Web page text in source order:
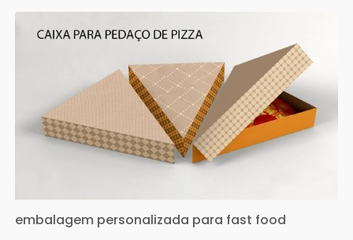
embalagem personalizada para fast food